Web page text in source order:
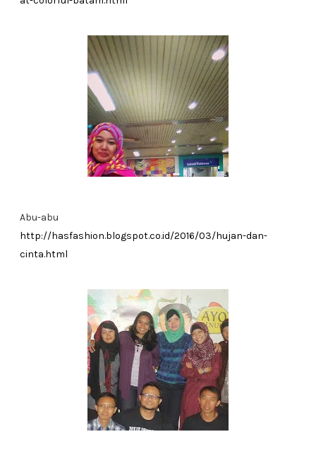
Abu-abu
http://hasfashion.blogspot.co.id/2016/03/hujan-dan-
cinta.html